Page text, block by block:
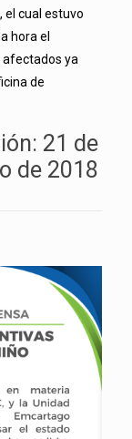
el cual estuvo
hora el
afectados ya
de
21 de
de 2018